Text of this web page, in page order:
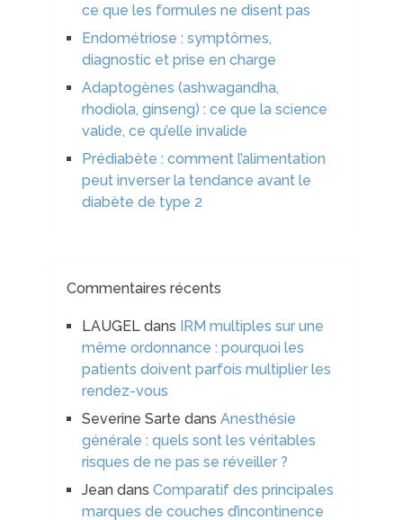
ce que les formules ne disent pas
Endométriose : symptômes,
diagnostic et prise en charge
Adaptogènes (ashwagandha,
rhodiola, ginseng) : ce que la science
valide, ce qu’elle invalide
Prédiabète : comment l’alimentation
peut inverser la tendance avant le
diabète de type 2
Commentaires récents
LAUGELdans
IRM multiples sur une
même ordonnance : pourquoi les
patients doivent parfois multiplier les
rendez-vous
Severine Sarte dans Anesthésie
générale : quels sont les véritables
risques de ne pas se réveiller ?
Jeandans Comparatif des principales
marques de couches d’incontinence